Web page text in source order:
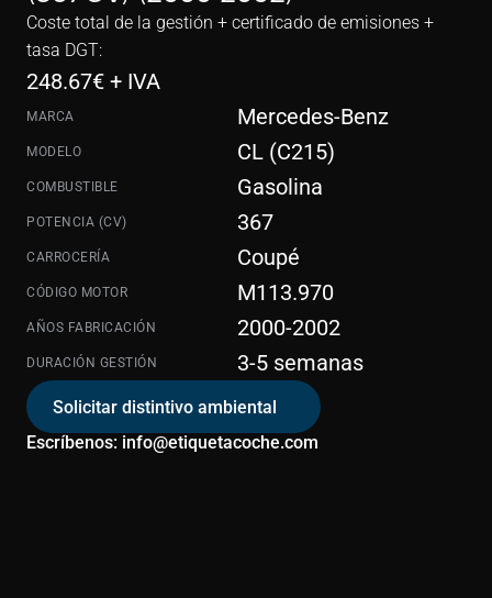
Coste total de la gestión + certificado de emisiones +
tasa DGT:
248.67€ + IVA
MARCA Mercedes-Benz
MODELO CL (C215)
COMBUSTIBLE Gasolina
POTENCIA (CV) 367
CARROCERÍA Coupé
CÓDIGO MOTOR M113.970
AÑOS FABRICACIÓN 2000-2002
DURACIÓN GESTIÓN 3-5 semanas
Solicitar distintivo ambiental
Escríbenos: info@etiquetacoche.com